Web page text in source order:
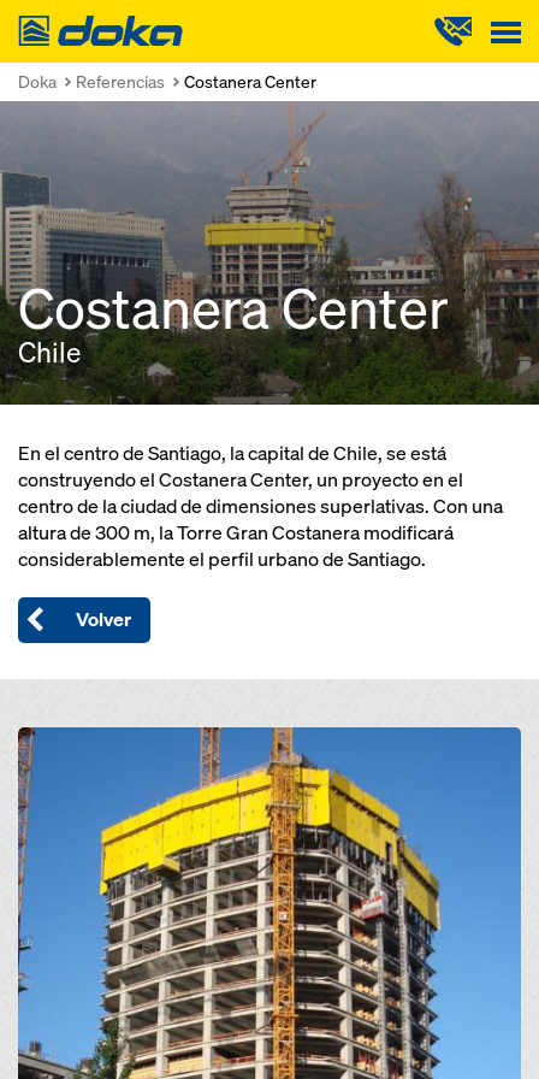
Doka
Doka Referencias Costanera Center
Costanera Center
Chile
En el centro de Santiago, la capital de Chile, se está
construyendo el Costanera Center, un proyecto en el
centro de la ciudad de dimensiones superlativas. Con una
altura de 300 m, la Torre Gran Costanera modificará
considerablemente el perfil urbano de Santiago.
Volver
Open